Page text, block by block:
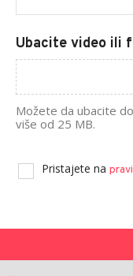
Ubacite video ili
Možete da ubacite
više od 25 MB.
Pristajete na